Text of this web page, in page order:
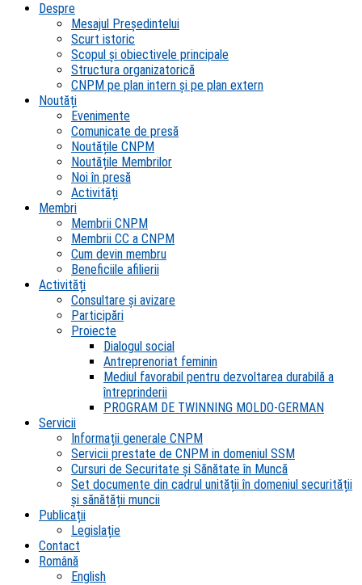
Despre
Mesajul Președintelui
Scurt istoric
Scopul şi obiectivele principale
Structura organizatorică
CNPM pe plan intern şi pe plan extern
Noutăți
Evenimente
Comunicate de presă
Noutățile CNPM
Noutățile Membrilor
Noi în presă
Activități
Membri
Membrii CNPM
Membrii CC a CNPM
Cum devin membru
Beneficiile afilierii
Activități
Consultare și avizare
Participări
Proiecte
Dialogul social
Antreprenoriat feminin
Mediul favorabil pentru dezvoltarea durabilă a
întreprinderii
PROGRAM DE TWINNING MOLDO-GERMAN
Servicii
Informații generale CNPM
Servicii prestate de CNPM in domeniul SSM
Cursuri de Securitate și Sănătate în Muncă
Set documente din cadrul unității în domeniul securității
și sănătății muncii
Publicații
Legislație
Contact
Română
English